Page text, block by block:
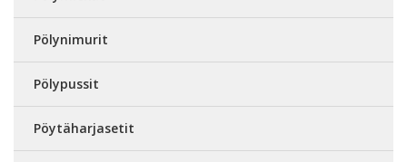
Pölynimurit
Pölypussit
Pöytäharjasetit